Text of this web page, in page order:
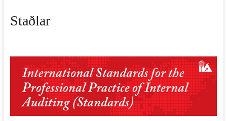
Staðlar